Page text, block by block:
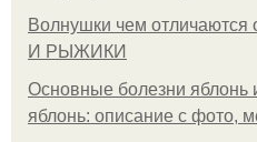
Волнушки чем
И РЫЖИКИ
Основные болезни яблонь
яблонь: описание с фото,